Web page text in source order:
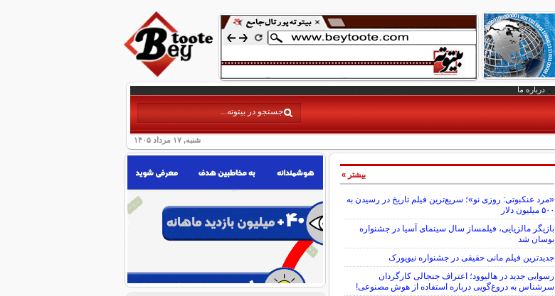
درباره ما
شنبه, ۱۷ مرداد ۱۴۰۵
«مرد عنکبوتی: روزی نو»؛ سریع‌ترین فیلم تاریخ در رسیدن به
۵۰۰ میلیون دلار
بازیگر مالزیایی، فیلمساز سال سینمای آسیا در جشنواره
بوسان شد
جدیدترین فیلم مانی حقیقی در جشنواره نیویورک
رسوایی جدید در هالیوود؛ اعتراف جنجالی کارگردان
سرشناس به دروغ‌گویی درباره استفاده از هوش مصنوعی!
بیشتر »